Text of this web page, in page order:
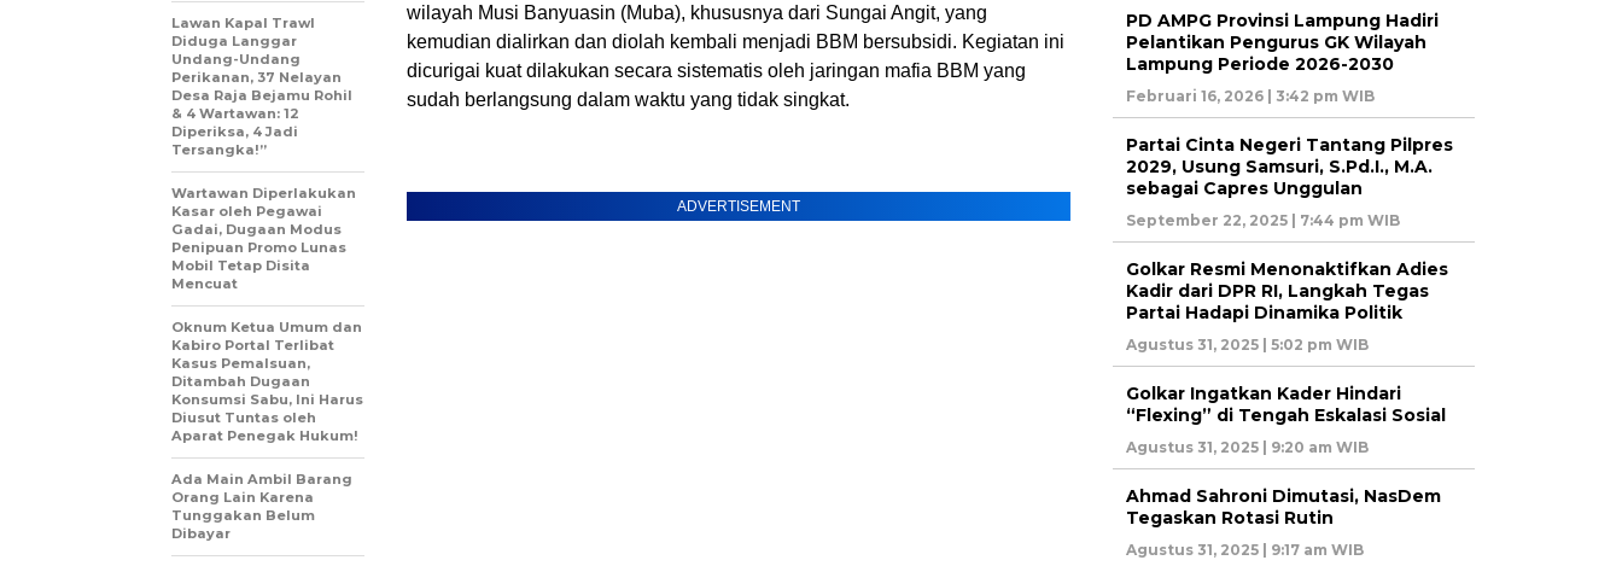
wilayah Musi Banyuasin (Muba), khususnya dari Sungai Angit, yang
kemudian dialirkan dan diolah kembali menjadi BBM bersubsidi. Kegiatan ini
dicurigai kuat dilakukan secara sistematis oleh jaringan mafia BBM yang
sudah berlangsung dalam waktu yang tidak singkat.
ADVERTISEMENT
Lawan Kapal Trawl
Diduga Langgar
Undang-Undang
Perikanan, 37 Nelayan
Desa Raja Bejamu Rohil
& 4 Wartawan: 12
Diperiksa, 4 Jadi
Tersangka!”
Wartawan Diperlakukan
Kasar oleh Pegawai
Gadai, Dugaan Modus
Penipuan Promo Lunas
Mobil Tetap Disita
Mencuat
Oknum Ketua Umum dan
Kabiro Portal Terlibat
Kasus Pemalsuan,
Ditambah Dugaan
Konsumsi Sabu, Ini Harus
Diusut Tuntas oleh
Aparat Penegak Hukum!
Ada Main Ambil Barang
Orang Lain Karena
Tunggakan Belum
Dibayar
PD AMPG Provinsi Lampung Hadiri
Pelantikan Pengurus GK Wilayah
Lampung Periode 2026-2030
Februari 16, 2026 | 3:42 pm WIB
Partai Cinta Negeri Tantang Pilpres
2029, Usung Samsuri, S.Pd.I., M.A.
sebagai Capres Unggulan
September 22, 2025 | 7:44 pm WIB
Golkar Resmi Menonaktifkan Adies
Kadir dari DPR RI, Langkah Tegas
Partai Hadapi Dinamika Politik
Agustus 31, 2025 | 5:02 pm WIB
Golkar Ingatkan Kader Hindari
“Flexing” di Tengah Eskalasi Sosial
Agustus 31, 2025 | 9:20 am WIB
Ahmad Sahroni Dimutasi, NasDem
Tegaskan Rotasi Rutin
Agustus 31, 2025 | 9:17 am WIB